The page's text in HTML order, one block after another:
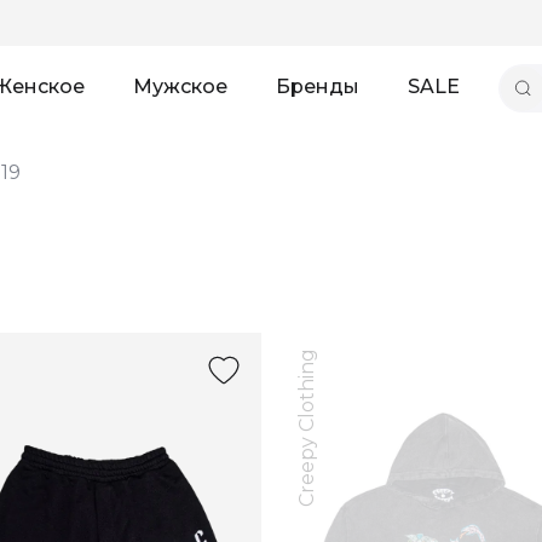
Мужское Бренды SALE
19
Creepy Clothing